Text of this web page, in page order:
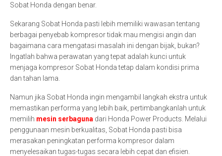
Sobat Honda dengan benar.
Sekarang Sobat Honda pasti lebih memiliki wawasan tentang
berbagai penyebab kompresor tidak mau mengisi angin dan
bagaimana cara mengatasi masalah ini dengan bijak, bukan?
Ingatlah bahwa perawatan yang tepat adalah kunci untuk
menjaga kompresor Sobat Honda tetap dalam kondisi prima
dan tahan lama.
Namun jika Sobat Honda ingin mengambil langkah ekstra untuk
memastikan performa yang lebih baik, pertimbangkanlah untuk
memilih mesin serbaguna dari Honda Power Products. Melalui
penggunaan mesin berkualitas, Sobat Honda pasti bisa
merasakan peningkatan performa kompresor dalam
menyelesaikan tugas-tugas secara lebih cepat dan efisien.